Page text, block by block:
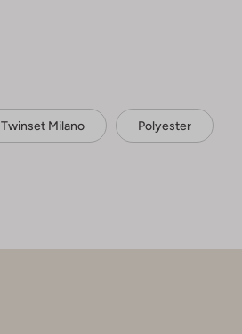
Twinset Milano Polyester